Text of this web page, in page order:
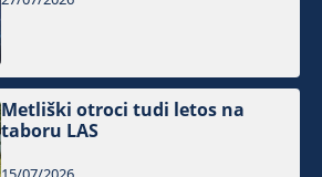
Metliški otroci tudi letos na
taboru LAS